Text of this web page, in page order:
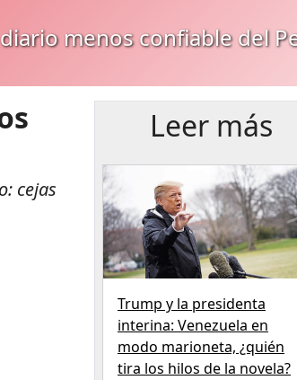
menos confiable del
cejas
Leer más
Trump y la presidenta
interina: Venezuela en
modo marioneta, ¿quién
tira los hilos de la novela?